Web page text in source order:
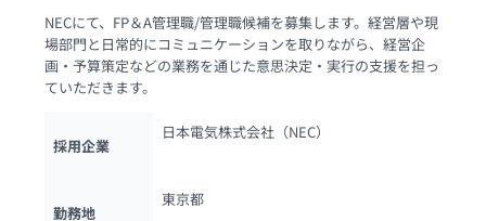
NECにて、FP＆A管理職/管理職候補を募集します。経営層や現
場部門と日常的にコミュニケーションを取りながら、経営企
画・予算策定などの業務を通じた意思決定・実行の支援を担っ
ていただきます。
採用企業
日本電気株式会社（NEC）
勤務地
東京都